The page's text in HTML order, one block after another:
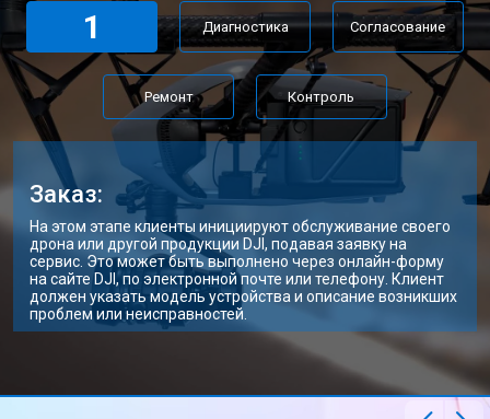
1 Диагностика Согласование
Ремонт Контроль
Заказ:
На этом этапе клиенты инициируют обслуживание своего
дрона или другой продукции DJI, подавая заявку на
сервис. Это может быть выполнено через онлайн-форму
на сайте DJI, по электронной почте или телефону. Клиент
должен указать модель устройства и описание возникших
проблем или неисправностей.